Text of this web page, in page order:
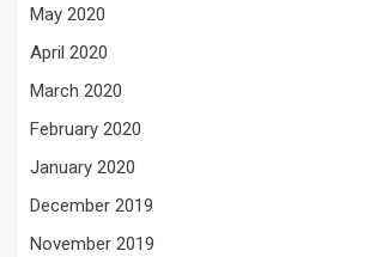
May 2020
April 2020
March 2020
February 2020
January 2020
December 2019
November 2019